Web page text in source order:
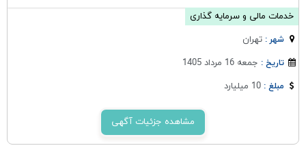
خدمات مالی و سرمایه گذاری
شهر :تهران
تاریخ : جمعه 16 مرداد 1405
مبلغ :10 میلیارد
مشاهده جزئیات آگهی